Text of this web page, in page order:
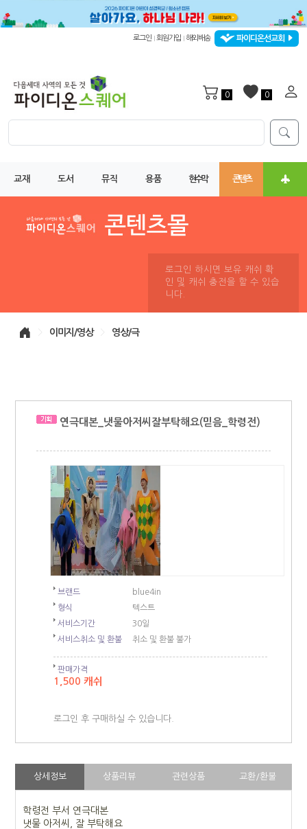
로그인 회원가입 해외배송 파이디온선교회
0 0
교재 도서 뮤직 용품 현수막 콘텐츠
로그인 하시면 보유 캐쉬 확
인 및 캐쉬 충전을 할 수 있습
니다.
이미지/영상 영상/극
연극대본_냇물아저씨잘부탁해요(믿음_학령전)
브랜드
blue4in
형식
텍스트
서비스기간
30일
서비스취소 및 환불
취소 및 환불 불가
판매가격
1,500 캐쉬
로그인 후 구매하실 수 있습니다.
상세정보 상품리뷰 관련상품 교환/환불
학령전 부서 연극대본
냇물 아저씨, 잘 부탁해요